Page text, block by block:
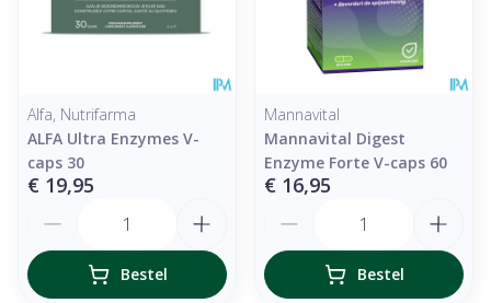
Alfa, Nutrifarma
ALFA Ultra Enzymes V-
caps 30
€ 19,95
Bestel
Mannavital
Mannavital Digest
Enzyme Forte V-caps 60
€ 16,95
Bestel